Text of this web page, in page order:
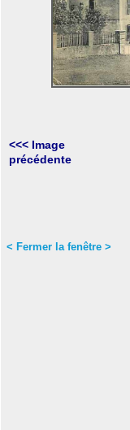
<<< Image
précédente
< Fermer la fenêtre >